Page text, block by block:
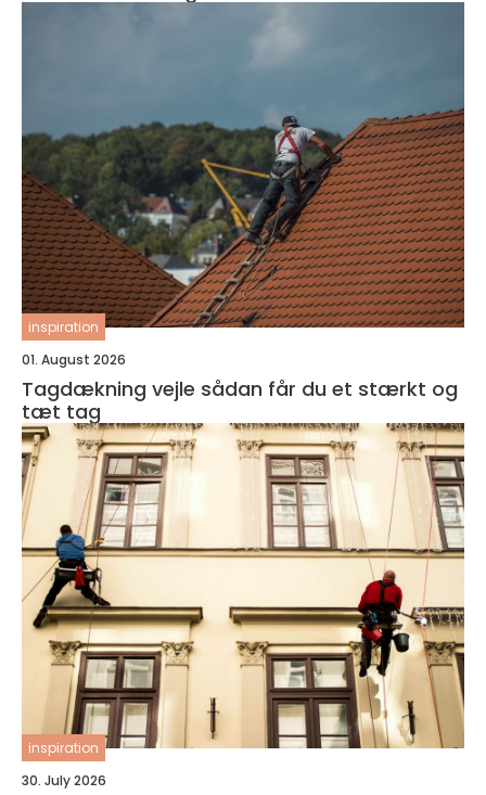
inspiration
01. August 2026
Tagdækning vejle sådan får du et stærkt og
tæt tag
inspiration
30. July 2026